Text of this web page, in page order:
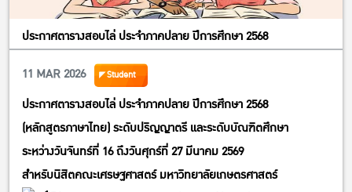
ประกาศตารางสอบไล่ ประจำภาคปลาย ปีการศึกษา 2568
11 MAR 2026
Student
ประกาศตารางสอบไล่ ประจำภาคปลาย ปีการศึกษา 2568
(หลักสูตรภาษาไทย) ระดับปริญญาตรี และระดับบัณฑิตศึกษา
ระหว่างวันจันทร์ที่ 16 ถึงวันศุกร์ที่ 27 มีนาคม 2569
สำหรับนิสิตคณะเศรษฐศาสตร์ มหาวิทยาลัยเกษตรศาสตร์